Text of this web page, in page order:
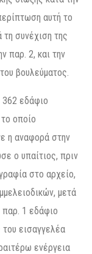
αυτή το
συνέχιση της
παρ. 2, και την
βουλεύματος.
εδάφιο
οποίο
η αναφορά στην
ο υπαίτιος, πριν
στο αρχείο,
μετά
παρ. 1 εδάφιο
εισαγγελέα
ενέργεια